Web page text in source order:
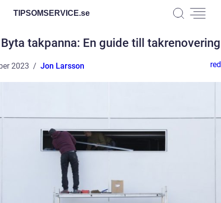
TIPSOMSERVICE.se
Byta takpanna: En guide till takrenovering
2023 Jon Larsson